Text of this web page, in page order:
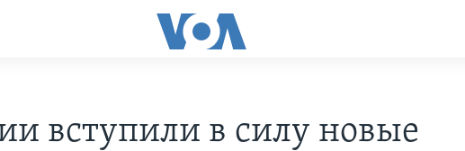
вступили в силу новые